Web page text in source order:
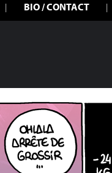
BIO / CONTACT